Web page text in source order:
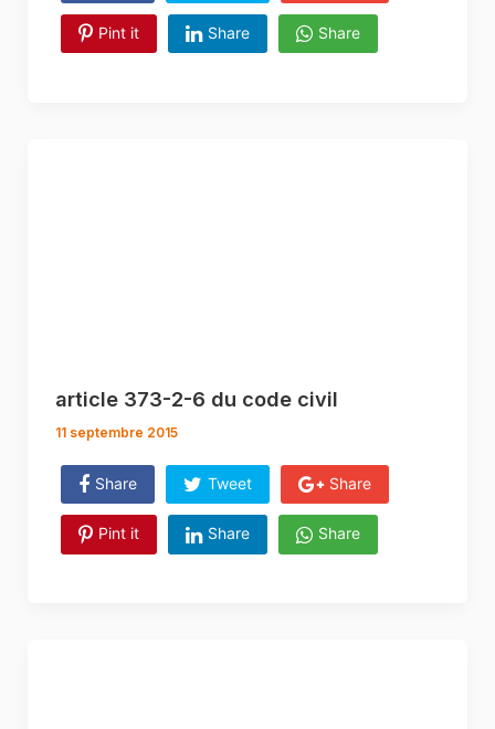
Pint it Share Share
article 373-2-6 du code civil
11 septembre 2015
Share Tweet Share
Pint it Share Share